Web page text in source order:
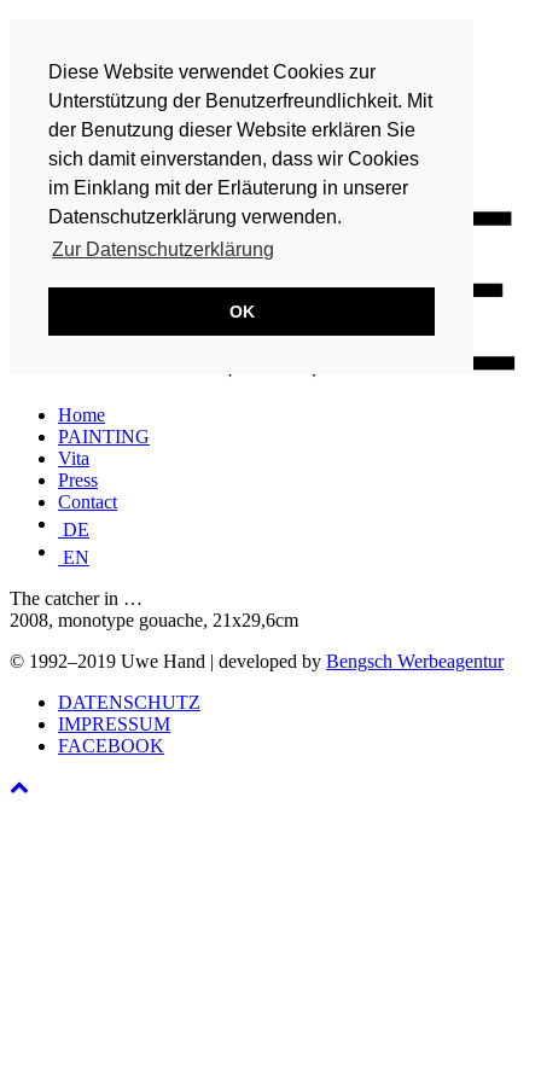
Diese Website verwendet Cookies zur
Unterstützung der Benutzerfreundlichkeit. Mit
der Benutzung dieser Website erklären Sie
sich damit einverstanden, dass wir Cookies
im Einklang mit der Erläuterung in unserer
Datenschutzerklärung verwenden.
Zur Datenschutzerklärung
OK
Vita
Press
EN
Home
PAINTING
Vita
Press
Contact
DE
EN
The catcher in …
2008, monotype gouache, 21x29,6cm
© 1992–2019 Uwe Hand | developed by Bengsch Werbeagentur
DATENSCHUTZ
IMPRESSUM
FACEBOOK